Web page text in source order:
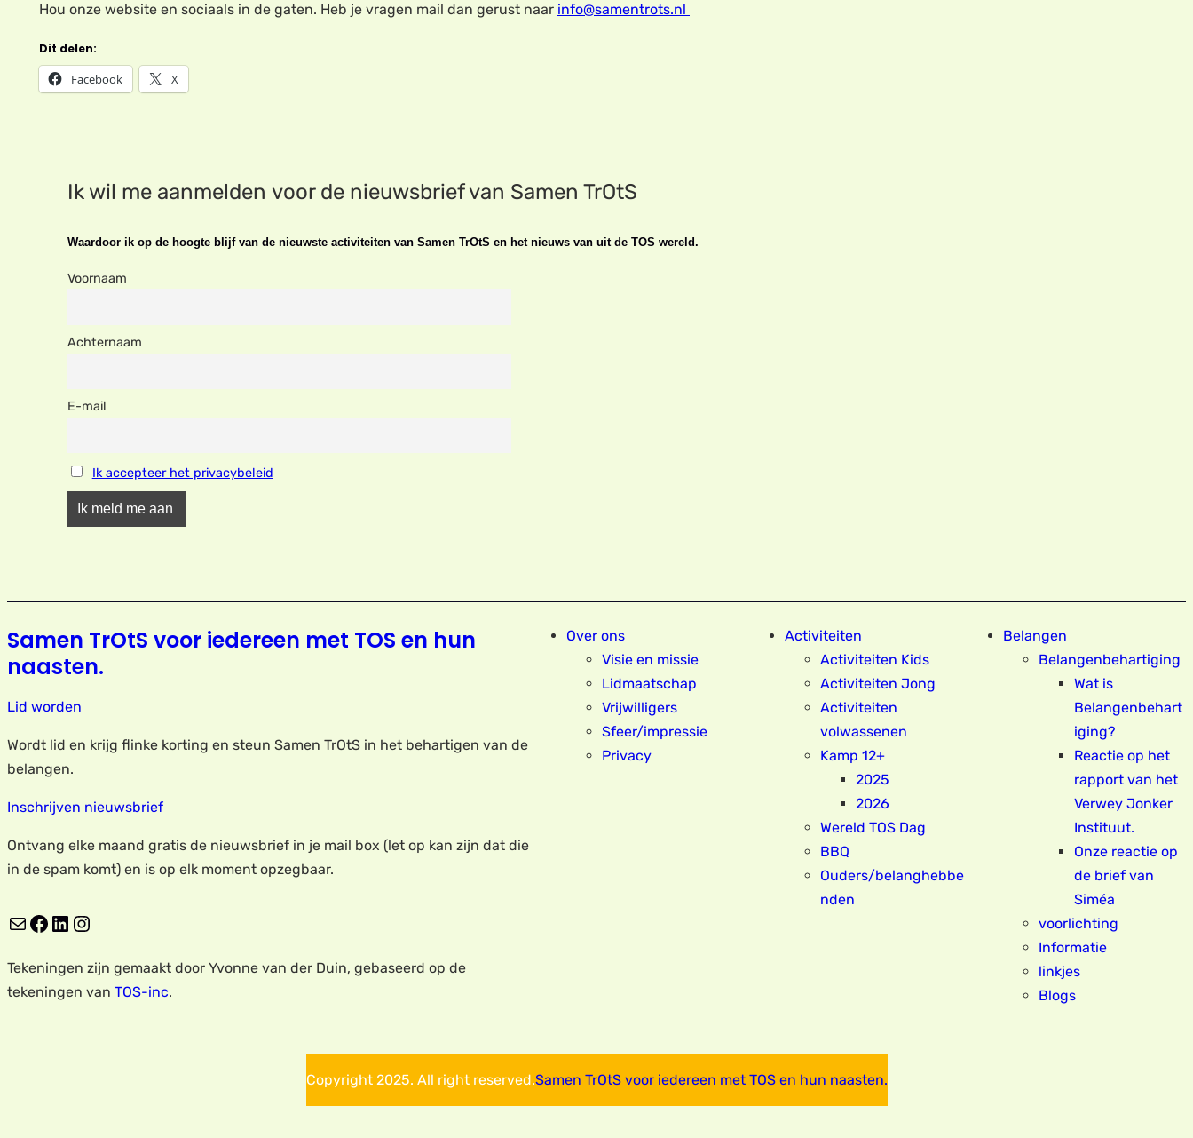
Hou onze website en sociaals in de gaten. Heb je vragen mail dan gerust naar info@samentrots.nl
Dit delen:
Facebook X
Ik wil me aanmelden voor de nieuwsbrief van Samen TrOtS
Waardoor ik op de hoogte blijf van de nieuwste activiteiten van Samen TrOtS en het nieuws van uit de TOS wereld.
Voornaam
Achternaam
E-mail
Ik accepteer het privacybeleid
Samen TrOtS voor iedereen met TOS en hun
naasten.
Lid worden
Wordt lid en krijg flinke korting en steun Samen TrOtS in het behartigen van de
belangen.
Inschrijven nieuwsbrief
Ontvang elke maand gratis de nieuwsbrief in je mail box (let op kan zijn dat die
in de spam komt) en is op elk moment opzegbaar.
E-mail Facebook LinkedIn Instagram
Tekeningen zijn gemaakt door Yvonne van der Duin, gebaseerd op de
tekeningen vanTOS-inc.
Over ons
Visie en missie
Lidmaatschap
Vrijwilligers
Sfeer/impressie
Privacy
Activiteiten
Activiteiten Kids
Activiteiten Jong
Activiteiten
volwassenen
Kamp 12+
2025
2026
Wereld TOS Dag
BBQ
Ouders/belanghebbe
nden
Belangen
Belangenbehartiging
Wat is
Belangenbehart
iging?
Reactie op het
rapport van het
Verwey Jonker
Instituut.
Onze reactie op
de brief van
Siméa
voorlichting
Informatie
linkjes
Blogs
Copyright 2025. All right reserved.Samen TrOtS voor iedereen met TOS en hun naasten.